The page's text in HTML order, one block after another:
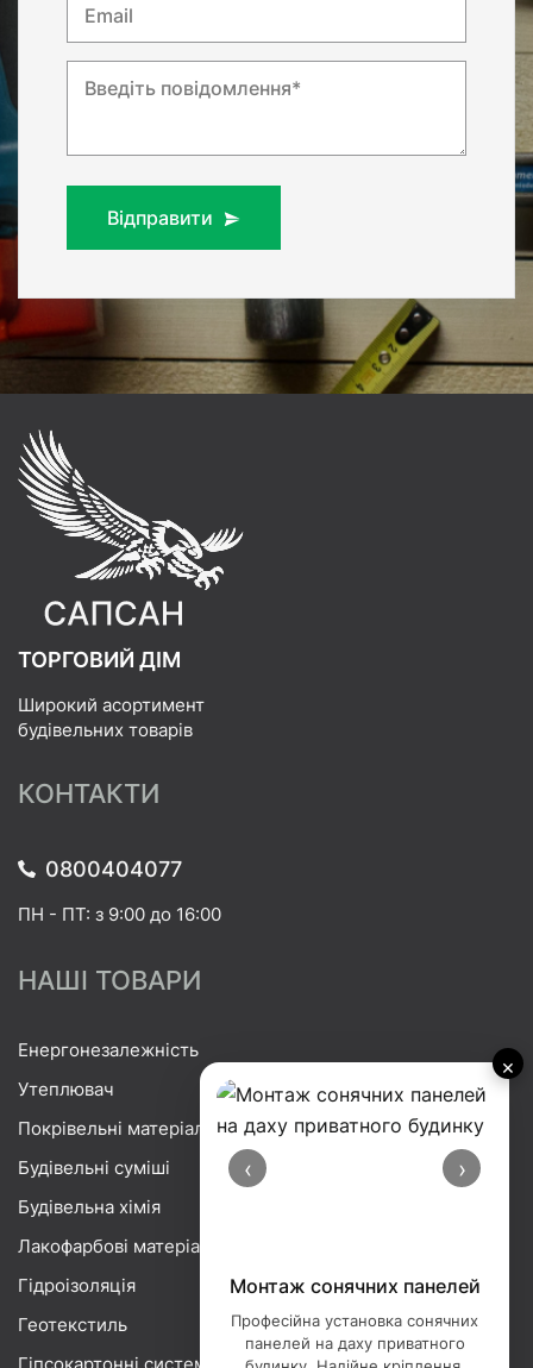
×
‹ ›
Монтаж сонячних панелей
Професійна установка сонячних
панелей на даху приватного
Email
Введіть повідомлення*
Відправити
ТОРГОВИЙ ДІМ
Широкий асортимент
будівельних товарів
КОНТАКТИ
0800404077
ПН - ПТ: з 9:00 до 16:00
НАШІ ТОВАРИ
Енергонезалежність
Утеплювач
Покрівельні матеріали
Будівельні суміші
Будівельна хімія
Лакофарбові матеріали
Гідроізоляція
Геотекстиль